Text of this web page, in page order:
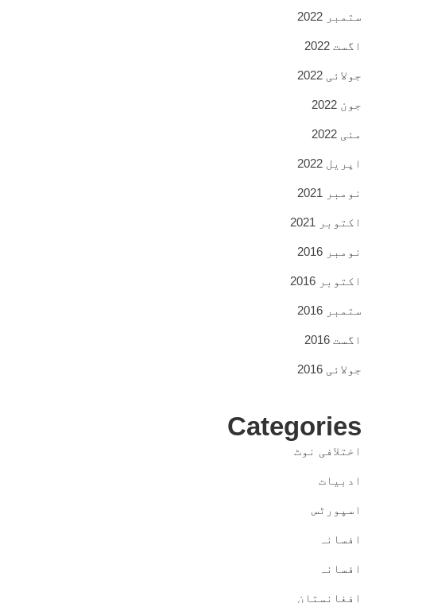
ستمبر 2022
اگست 2022
جولائی 2022
جون 2022
مئی 2022
اپریل 2022
نومبر 2021
اکتوبر 2021
نومبر 2016
اکتوبر 2016
ستمبر 2016
اگست 2016
جولائی 2016
Categories
اختلافی نوٹ
ادبیات
اسپورٹس
افسانہ
افسانہ
افغانستان